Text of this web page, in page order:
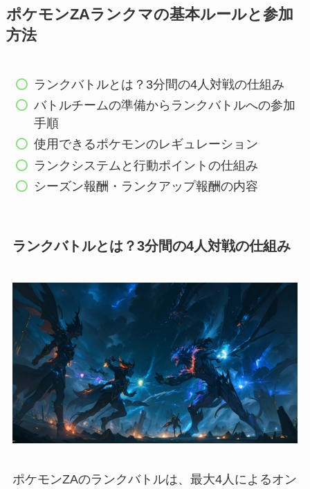
ポケモンZAランクマの基本ルールと参加
方法
ランクバトルとは？3分間の4人対戦の仕組み
バトルチームの準備からランクバトルへの参加
手順
使用できるポケモンのレギュレーション
ランクシステムと行動ポイントの仕組み
シーズン報酬・ランクアップ報酬の内容
ランクバトルとは？3分間の4人対戦の仕組み
ポケモンZAのランクバトルは、最大4人によるオン